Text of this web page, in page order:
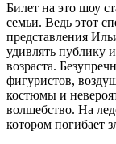
Билет на это шоу
семьи. Ведь этот
представления
удивлять публику
возраста.
фигуристов,
костюмы и
волшебство. На
котором погибает